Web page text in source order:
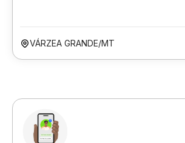
VÁRZEA GRANDE/MT